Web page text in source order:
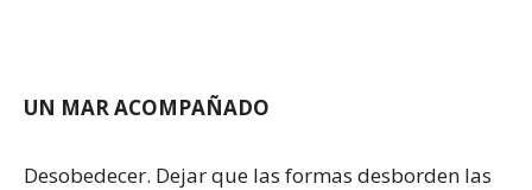
UN MAR ACOMPAÑADO
Desobedecer. Dejar que las formas desborden las